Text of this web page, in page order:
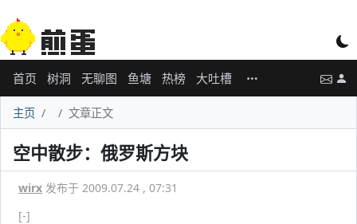
首页 树洞 无聊图 鱼塘 热榜 大吐槽
主页 文章正文
空中散步：俄罗斯方块
wirx 发布于 2009.07.24 , 07:31
[-]